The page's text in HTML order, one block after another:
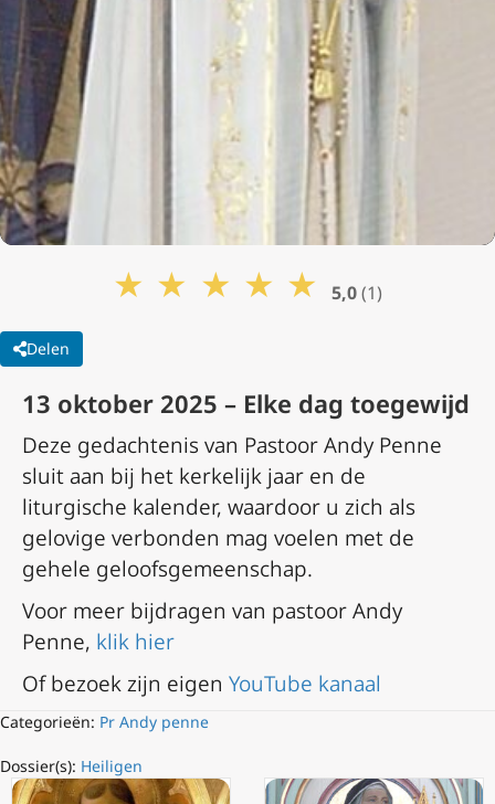
★ ★ ★ ★ ★ 5,0(1)
Delen
13 oktober 2025 – Elke dag toegewijd
Deze gedachtenis van Pastoor Andy Penne
sluit aan bij het kerkelijk jaar en de
liturgische kalender, waardoor u zich als
gelovige verbonden mag voelen met de
gehele geloofsgemeenschap.
Voor meer bijdragen van pastoor Andy
Penne, klik hier
Of bezoek zijn eigen YouTube kanaal
Categorieën: Pr Andy penne
Dossier(s): Heiligen